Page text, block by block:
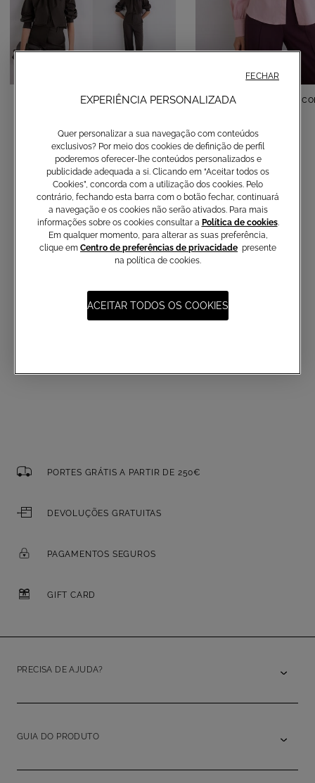
Camisa em algodão com laço Camisa em algodão
Não perca as últimas coleções,
com a newsletter Atelier Emé
PORTES GRÁTIS A PARTIR DE 250€
DEVOLUÇÕES GRATUITAS
PAGAMENTOS SEGUROS
GIFT CARD
PRECISA DE AJUDA?
GUIA DO PRODUTO
EXPERIÊNCIA PERSONALIZADA
Quer personalizar a sua navegação com conteúdos
exclusivos? Por meio dos cookies de definição de perfil
poderemos oferecer-lhe conteúdos personalizados e
publicidade adequada a si. Clicando em “Aceitar todos os
Cookies”, concorda com a utilização dos cookies. Pelo
contrário, fechando esta barra com o botão fechar, continuará
a navegação e os cookies não serão ativados. Para mais
informações sobre os cookies consultar a Política de cookies.
Em qualquer momento, para alterar as suas preferência,
clique em Centro de preferências de privacidade presente
na política de cookies.
ACEITAR TODOS OS COOKIES
FECHAR